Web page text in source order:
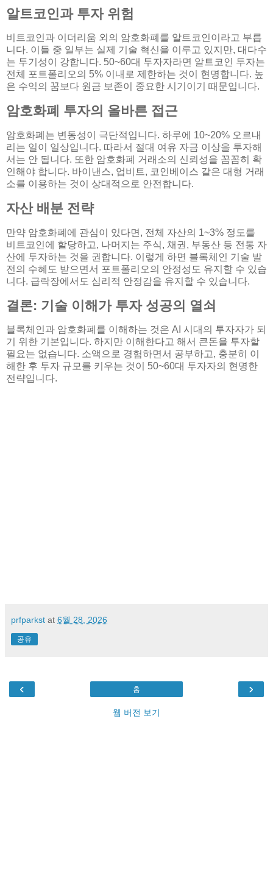
알트코인과 투자 위험
비트코인과 이더리움 외의 암호화폐를 알트코인이라고 부릅
니다. 이들 중 일부는 실제 기술 혁신을 이루고 있지만, 대다수
는 투기성이 강합니다. 50~60대 투자자라면 알트코인 투자는
전체 포트폴리오의 5% 이내로 제한하는 것이 현명합니다. 높
은 수익의 꿈보다 원금 보존이 중요한 시기이기 때문입니다.
암호화폐 투자의 올바른 접근
암호화폐는 변동성이 극단적입니다. 하루에 10~20% 오르내
리는 일이 일상입니다. 따라서 절대 여유 자금 이상을 투자해
서는 안 됩니다. 또한 암호화폐 거래소의 신뢰성을 꼼꼼히 확
인해야 합니다. 바이낸스, 업비트, 코인베이스 같은 대형 거래
소를 이용하는 것이 상대적으로 안전합니다.
자산 배분 전략
만약 암호화폐에 관심이 있다면, 전체 자산의 1~3% 정도를
비트코인에 할당하고, 나머지는 주식, 채권, 부동산 등 전통 자
산에 투자하는 것을 권합니다. 이렇게 하면 블록체인 기술 발
전의 수혜도 받으면서 포트폴리오의 안정성도 유지할 수 있습
니다. 급락장에서도 심리적 안정감을 유지할 수 있습니다.
결론: 기술 이해가 투자 성공의 열쇠
블록체인과 암호화폐를 이해하는 것은 AI 시대의 투자자가 되
기 위한 기본입니다. 하지만 이해한다고 해서 큰돈을 투자할
필요는 없습니다. 소액으로 경험하면서 공부하고, 충분히 이
해한 후 투자 규모를 키우는 것이 50~60대 투자자의 현명한
전략입니다.
prfparkst at 6월 28, 2026
공유
‹ ›
홈
웹 버전 보기